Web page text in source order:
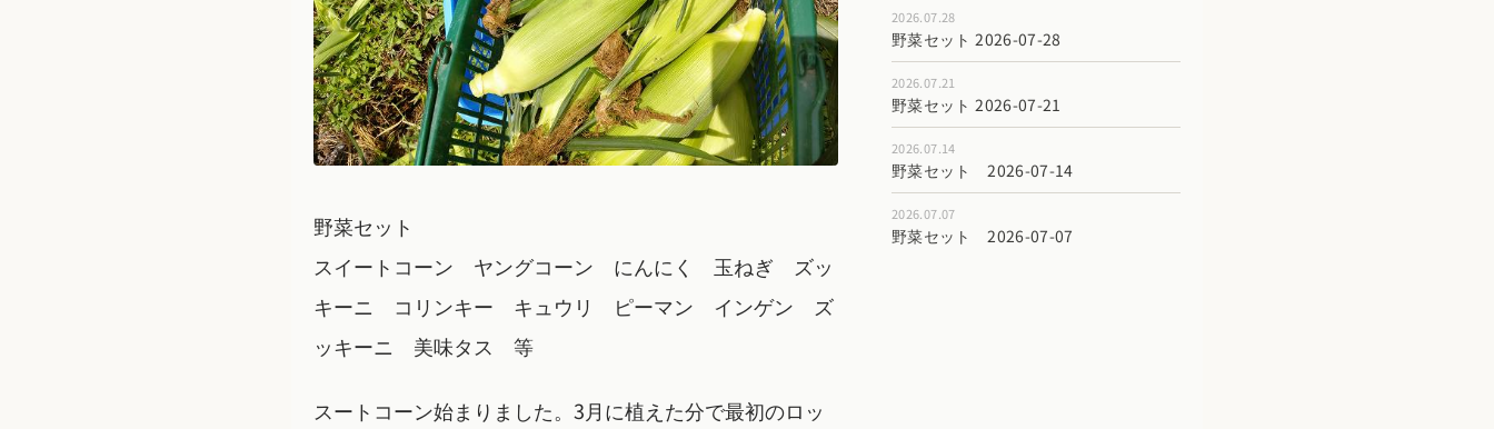
野菜セット
スイートコーン ヤングコーン にんにく 玉ねぎ ズッ
キーニ コリンキー キュウリ ピーマン インゲン ズ
ッキーニ 美味タス 等
スートコーン始まりました。3月に植えた分で最初のロッ
2026.07.28
野菜セット 2026-07-28
2026.07.21
野菜セット 2026-07-21
2026.07.14
野菜セット 2026-07-14
2026.07.07
野菜セット 2026-07-07